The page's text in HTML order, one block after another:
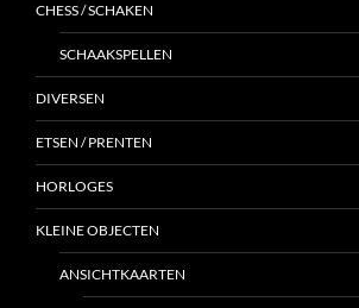
CHESS / SCHAKEN
SCHAAKSPELLEN
DIVERSEN
ETSEN / PRENTEN
HORLOGES
KLEINE OBJECTEN
ANSICHTKAARTEN